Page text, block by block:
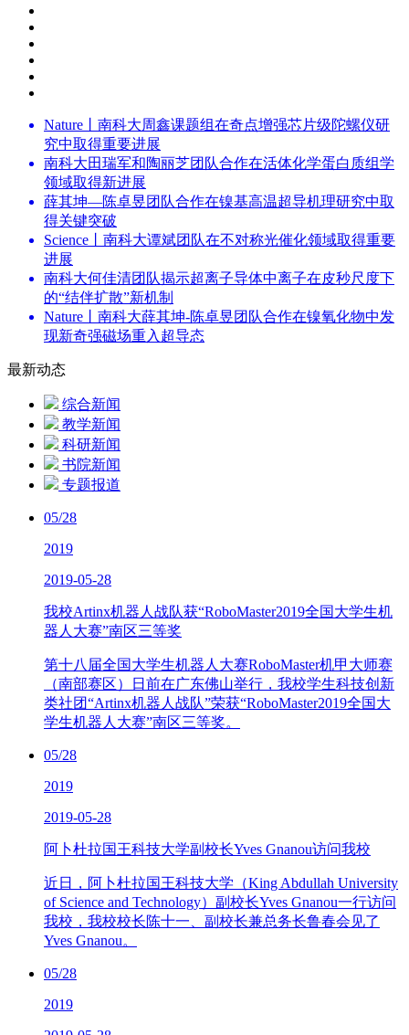
Nature丨南科大周鑫课题组在奇点增强芯片级陀螺仪研
究中取得重要进展
南科大田瑞军和陶丽芝团队合作在活体化学蛋白质组学
领域取得新进展
薛其坤—陈卓昱团队合作在镍基高温超导机理研究中取
得关键突破
Science丨南科大谭斌团队在不对称光催化领域取得重要
进展
南科大何佳清团队揭示超离子导体中离子在皮秒尺度下
的“结伴扩散”新机制
Nature丨南科大薛其坤-陈卓昱团队合作在镍氧化物中发
现新奇强磁场重入超导态
最新动态
综合新闻
教学新闻
科研新闻
书院新闻
专题报道
05/28
2019
2019-05-28
我校Artinx机器人战队获“RoboMaster2019全国大学生机
器人大赛”南区三等奖
第十八届全国大学生机器人大赛RoboMaster机甲大师赛
（南部赛区）日前在广东佛山举行，我校学生科技创新
类社团“Artinx机器人战队”荣获“RoboMaster2019全国大
学生机器人大赛”南区三等奖。
05/28
2019
2019-05-28
阿卜杜拉国王科技大学副校长Yves Gnanou访问我校
近日，阿卜杜拉国王科技大学（King Abdullah University
of Science and Technology）副校长Yves Gnanou一行访问
我校，我校校长陈十一、副校长兼总务长鲁春会见了
Yves Gnanou。
05/28
2019